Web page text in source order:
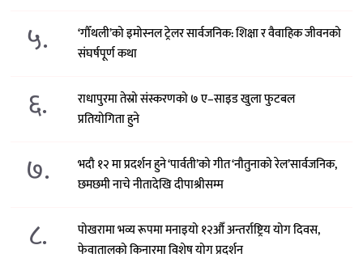
५.
‘गौँथली’को इमोस्नल ट्रेलर सार्वजनिक: शिक्षा र वैवाहिक जीवनको
संघर्षपूर्ण कथा
६.
राधापुरमा तेस्रो संस्करणको ७ ए–साइड खुला फुटबल
प्रतियोगिता हुने
७.
भदौ १२ मा प्रदर्शन हुने ‘पार्वती’को गीत ‘नौतुनाको रेल’सार्वजनिक,
छमछमी नाचे नीतादेखि दीपाश्रीसम्म
८.
पोखरामा भव्य रूपमा मनाइयो १२औँ अन्तर्राष्ट्रिय योग दिवस,
फेवातालको किनारमा विशेष योग प्रदर्शन